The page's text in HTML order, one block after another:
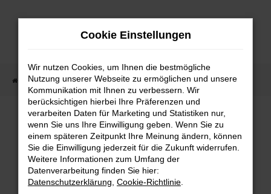
Zum
Startseite Fahrzeugangebote Fahrzeugmarkt
Fahrzeugmarkt
Fehler: Network Error
Cookie Einstellungen
Wir nutzen Cookies, um Ihnen die bestmögliche
Nutzung unserer Webseite zu ermöglichen und unsere
Kommunikation mit Ihnen zu verbessern. Wir
berücksichtigen hierbei Ihre Präferenzen und
verarbeiten Daten für Marketing und Statistiken nur,
wenn Sie uns Ihre Einwilligung geben. Wenn Sie zu
einem späteren Zeitpunkt Ihre Meinung ändern, können
Sie die Einwilligung jederzeit für die Zukunft widerrufen.
Weitere Informationen zum Umfang der
Datenverarbeitung finden Sie hier:
Datenschutzerklärung Cookie-Richtlinie